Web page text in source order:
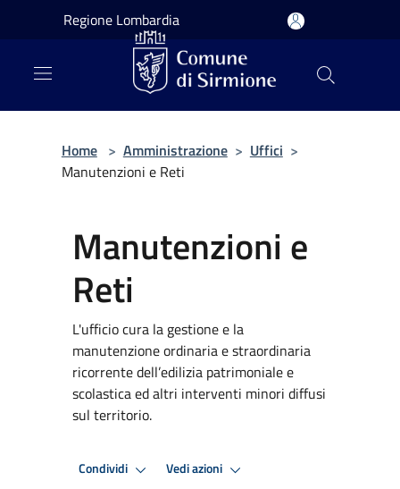
Salta al contenuto principale
Regione Lombardia
Home > Amministrazione > Uffici >
Manutenzioni e Reti
Manutenzioni e
Reti
L'ufficio cura la gestione e la
manutenzione ordinaria e straordinaria
ricorrente dell’edilizia patrimoniale e
scolastica ed altri interventi minori diffusi
sul territorio.
Condividi Vedi azioni